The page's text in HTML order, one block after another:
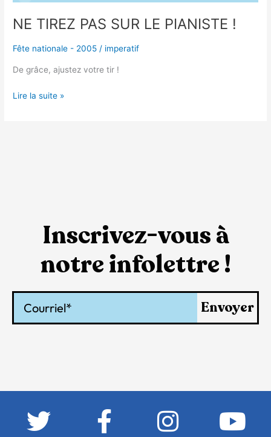
NE TIREZ PAS SUR LE PIANISTE !
Fête nationale - 2005 / imperatif
De grâce, ajustez votre tir !
Lire la suite »
Inscrivez-vous à
notre infolettre !
Envoyer